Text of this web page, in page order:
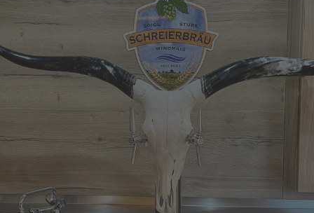
1 Stunde) angeboten werden.
Die Zoiglstube ist jeden ersten Freitag und
anschließenden Samstag im Monat ab 17:00
Uhr geöffnet.